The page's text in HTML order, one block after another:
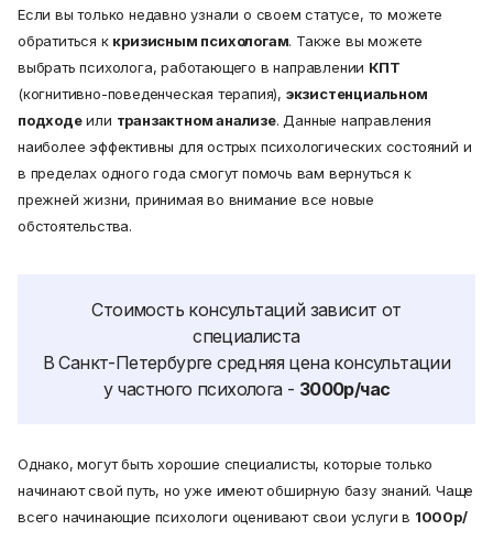
Если вы только недавно узнали о своем статусе, то можете
обратиться к кризисным психологам. Также вы можете
выбрать психолога, работающего в направлении КПТ
(когнитивно-поведенческая терапия), экзистенциальном
подходеили транзактном анализе. Данные направления
наиболее эффективны для острых психологических состояний и
в пределах одного года смогут помочь вам вернуться к
прежней жизни, принимая во внимание все новые
обстоятельства.
Стоимость консультаций зависит от
специалиста
В Санкт-Петербурге средняя цена консультации
у частного психолога - 3000р/час
Однако, могут быть хорошие специалисты, которые только
начинают свой путь, но уже имеют обширную базу знаний. Чаще
всего начинающие психологи оценивают свои услуги в 1000р/